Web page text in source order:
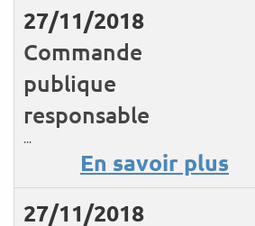
27/11/2018
Commande
publique
responsable
...
En savoir plus
27/11/2018